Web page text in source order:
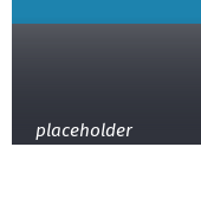
placeholder